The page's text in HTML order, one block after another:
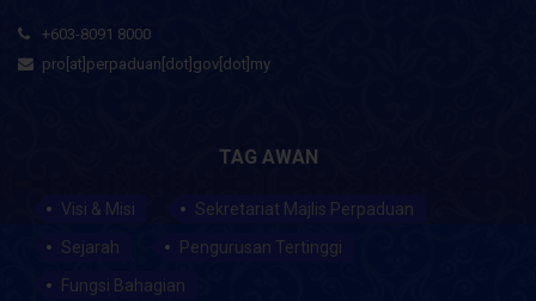
+603-8091 8000
pro[at]perpaduan[dot]gov[dot]my
TAG AWAN
Visi & Misi
Sekretariat Majlis Perpaduan
Sejarah
Pengurusan Tertinggi
Fungsi Bahagian